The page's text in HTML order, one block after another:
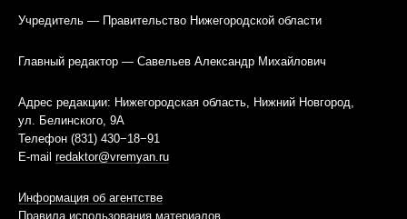
Учредитель — Правительство Нижегородской области
Главный редактор — Савельев Александр Михайлович
Адрес редакции: Нижегородская область, Нижний Новгород,
ул. Белинского, 9А
Телефон (831) 430−18−91
E-mail redaktor@vremyan.ru
Информация об агентстве
Правила использования материалов